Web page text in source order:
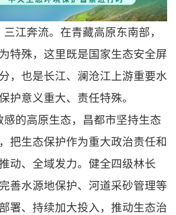
三江奔流。在青藏高原东南部，
特殊，这里既是国家生态安全屏
，也是长江、澜沧江上游重要水
护意义重大、责任特殊。
感的高原生态，昌都市坚持生态
把生态保护作为重大政治责任和
动、全域发力。健全四级林长
善水源地保护、河道采砂管理等
署、持续加大投入，推动生态治